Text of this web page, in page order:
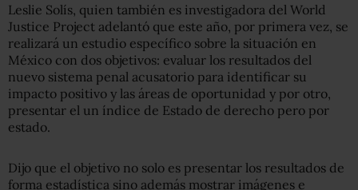
Leslie Solís, quien también es investigadora del World
Justice Project adelantó que este año, por primera vez, se
realizará un estudio específico sobre la situación en
México con dos objetivos: evaluar los resultados del
nuevo sistema penal acusatorio para identificar su
impacto positivo y las áreas de oportunidad y por otro,
presentar el un índice de Estado de derecho pero por
estado.
Dijo que el objetivo no solo es presentar los resultados de
forma estadística sino además mostrar imágenes e